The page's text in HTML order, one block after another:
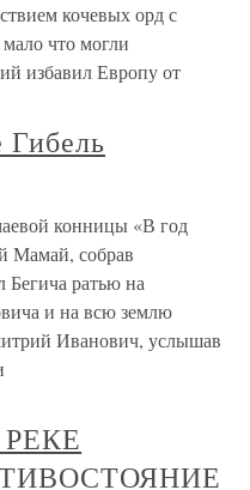
кочевых орд с
что могли
избавил Европу от
Гибель
конницы «В год
Мамай, собрав
Бегича ратью на
и на всю землю
Иванович, услышав